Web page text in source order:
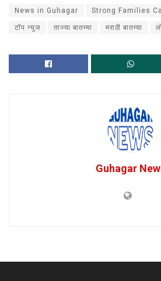
News in Guhagar Strong Families
टॉप न्युज ताज्या बातम्या मराठी बातम्या
Guhagar